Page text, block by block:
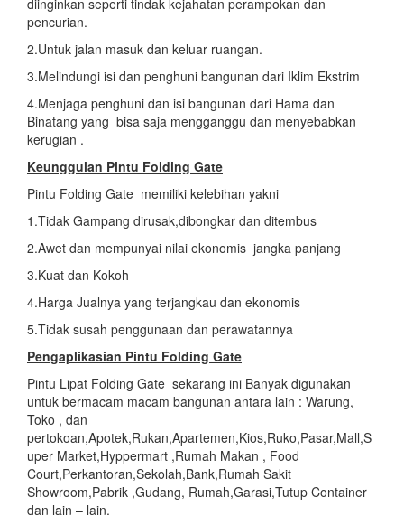
pencurian.
2.Untuk jalan masuk dan keluar ruangan.
3.Melindungi isi dan penghuni bangunan dari Iklim Ekstrim
4.Menjaga penghuni dan isi bangunan dari Hama dan
Binatang yang bisa saja mengganggu dan menyebabkan
kerugian .
Keunggulan Pintu Folding Gate
Pintu Folding Gate memiliki kelebihan yakni
1.Tidak Gampang dirusak,dibongkar dan ditembus
2.Awet dan mempunyai nilai ekonomis jangka panjang
3.Kuat dan Kokoh
4.Harga Jualnya yang terjangkau dan ekonomis
5.Tidak susah penggunaan dan perawatannya
Pengaplikasian Pintu Folding Gate
Pintu Lipat Folding Gate sekarang ini Banyak digunakan
untuk bermacam macam bangunan antara lain : Warung,
Toko , dan
pertokoan,Apotek,Rukan,Apartemen,Kios,Ruko,Pasar,Mall,S
uper Market,Hyppermart ,Rumah Makan , Food
Court,Perkantoran,Sekolah,Bank,Rumah Sakit
Showroom,Pabrik ,Gudang, Rumah,Garasi,Tutup Container
dan lain – lain.